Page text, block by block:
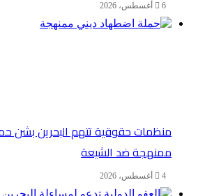
6 أغسطس، 2026
منظمات حقوقية تتهم البحرين بشن
ممنهجة ضد الشيعة
4 أغسطس، 2026